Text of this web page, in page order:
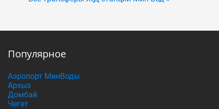
Популярное
Аэропорт МинВоды
Архыз
Домбай
Чегет